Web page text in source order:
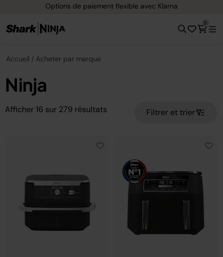
paiement flexible avec Klarna
0
Accueil Acheter par marque
Ninja
Afficher 16 sur 279 résultats Filtrer et trier